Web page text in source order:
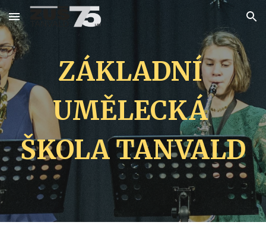
Skip to main content Skip to navigation
ZÁKLADNÍ
UMĚLECKÁ
ŠKOLA TANVALD